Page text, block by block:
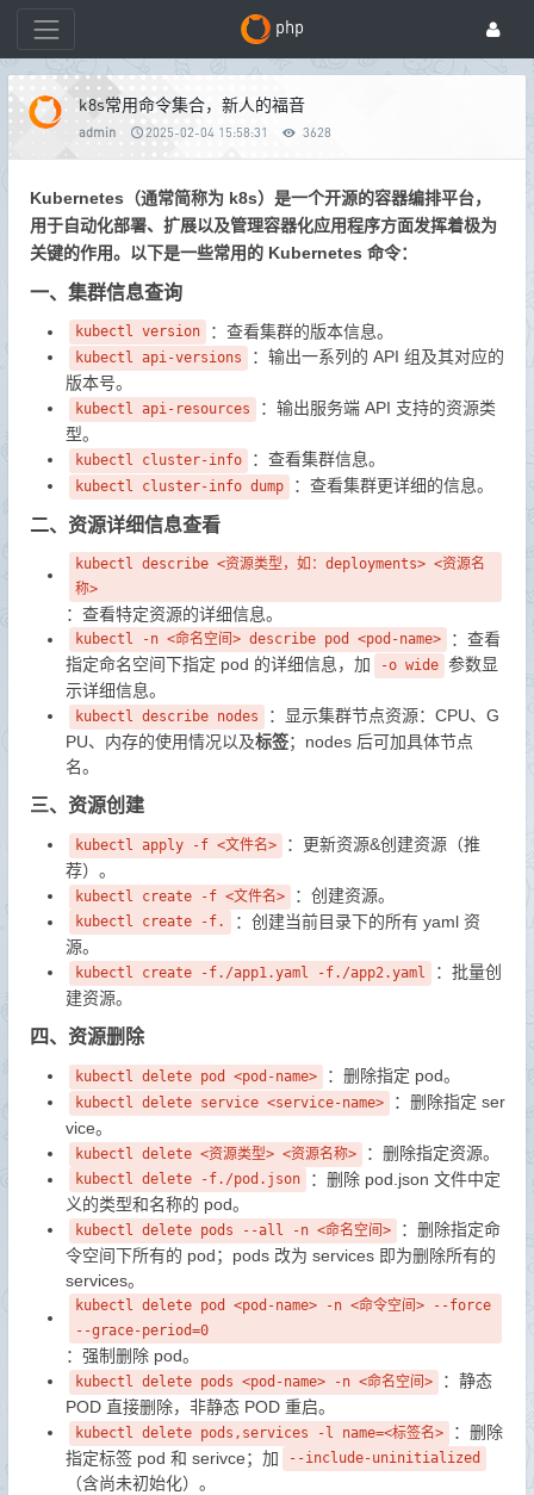
php
k8s常用命令集合，新人的福音
admin 2025-02-04 15:58:31 3628
Kubernetes（通常简称为 k8s）是一个开源的容器编排平台，
用于自动化部署、扩展以及管理容器化应用程序方面发挥着极为
关键的作用。以下是一些常用的 Kubernetes 命令：
一、集群信息查询
kubectl version ：查看集群的版本信息。
kubectl api-versions
：输出一系列的 API 组及其对应的
版本号。
kubectl api-resources
：输出服务端 API 支持的资源类
型。
kubectl cluster-info ：查看集群信息。
kubectl cluster-info dump ：查看集群更详细的信息。
二、资源详细信息查看
kubectl describe <资源类型，如：deployments> <资源名
称>
：查看特定资源的详细信息。
kubectl -n <命名空间> describe pod <pod-name>
：查看
指定命名空间下指定 pod 的详细信息，加
-o wide
参数显
示详细信息。
kubectl describe nodes
：显示集群节点资源：CPU、G
PU、内存的使用情况以及标签；nodes 后可加具体节点
名。
三、资源创建
kubectl apply -f <文件名>
：更新资源&创建资源（推
荐）。
kubectl create -f <文件名> ：创建资源。
kubectl create -f.
：创建当前目录下的所有 yaml 资
源。
kubectl create -f./app1.yaml -f./app2.yaml
：批量创
建资源。
四、资源删除
kubectl delete pod <pod-name> ：删除指定 pod。
kubectl delete service <service-name>
：删除指定 ser
vice。
kubectl delete <资源类型> <资源名称> ：删除指定资源。
kubectl delete -f./pod.json
：删除 pod.json 文件中定
义的类型和名称的 pod。
kubectl delete pods --all -n <命名空间>
：删除指定命
令空间下所有的 pod；pods 改为 services 即为删除所有的
services。
kubectl delete pod <pod-name> -n <命令空间> --force
--grace-period=0
：强制删除 pod。
kubectl delete pods <pod-name> -n <命名空间>
：静态
POD 直接删除，非静态 POD 重启。
kubectl delete pods,services -l name=<标签名>
：删除
指定标签 pod 和 serivce；加
--include-uninitialized
（含尚未初始化）。